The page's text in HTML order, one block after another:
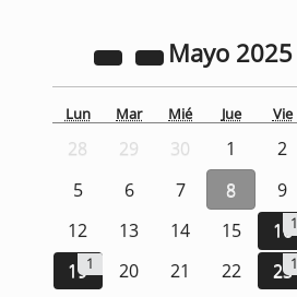
Mayo 2025
Lun Mar Mié Jue Vie
28 29 30 1 2
5
6 7 8 9
12
13 14 15 161
191 20 21 22 231